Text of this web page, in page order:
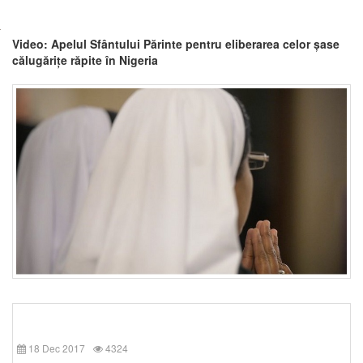
Video: Apelul Sfântului Părinte pentru eliberarea celor șase
călugărițe răpite în Nigeria
18 Dec 2017 4324